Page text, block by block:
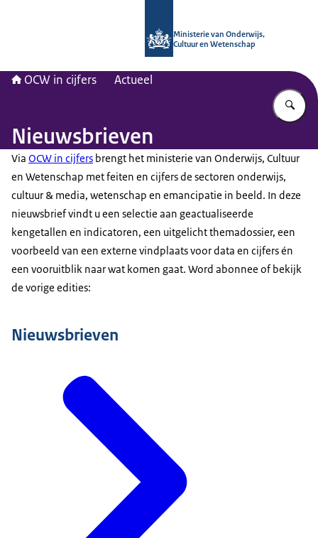
Ministerie van Onderwijs,
Cultuur en Wetenschap
OCW in cijfers Actueel
Nieuwsbrieven
Via OCW in cijfers brengt het ministerie van Onderwijs, Cultuur
en Wetenschap met feiten en cijfers de sectoren onderwijs,
cultuur & media, wetenschap en emancipatie in beeld. In deze
nieuwsbrief vindt u een selectie aan geactualiseerde
kengetallen en indicatoren, een uitgelicht themadossier, een
voorbeeld van een externe vindplaats voor data en cijfers én
een vooruitblik naar wat komen gaat. Word abonnee of bekijk
de vorige edities:
Nieuwsbrieven